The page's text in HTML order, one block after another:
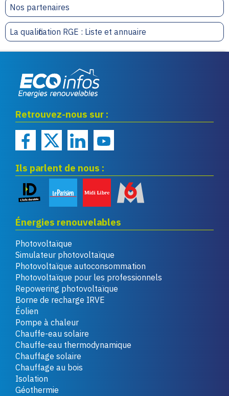
Nos partenaires
La qualification RGE : Liste et annuaire
renouvelables
Retrouvez-nous sur :
Ils parlent de nous :
Énergies renouvelables
Photovoltaïque
Simulateur photovoltaïque
Photovoltaïque autoconsommation
Photovoltaïque pour les professionnels
Repowering photovoltaïque
Borne de recharge IRVE
Éolien
Pompe à chaleur
Chauffe-eau solaire
Chauffe-eau thermodynamique
Chauffage solaire
Chauffage au bois
Isolation
Géothermie